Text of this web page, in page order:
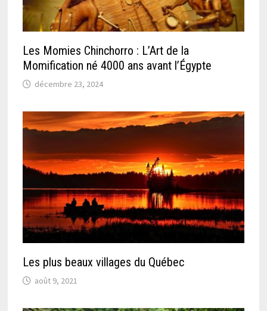
Les Momies Chinchorro : L’Art de la
Momification né 4000 ans avant l’Égypte
décembre 23, 2024
Les plus beaux villages du Québec
août 9, 2021